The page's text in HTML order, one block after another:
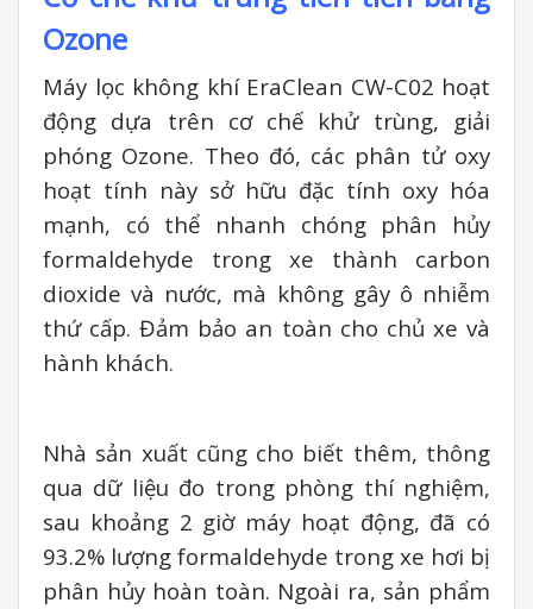
Ozone
Máy lọc không khí EraClean CW-C02 hoạt
động dựa trên cơ chế khử trùng, giải
phóng Ozone. Theo đó, các phân tử oxy
hoạt tính này sở hữu đặc tính oxy hóa
mạnh, có thể nhanh chóng phân hủy
formaldehyde trong xe thành carbon
dioxide và nước, mà không gây ô nhiễm
thứ cấp. Đảm bảo an toàn cho chủ xe và
hành khách.
Nhà sản xuất cũng cho biết thêm, thông
qua dữ liệu đo trong phòng thí nghiệm,
sau khoảng 2 giờ máy hoạt động, đã có
93.2% lượng formaldehyde trong xe hơi bị
phân hủy hoàn toàn. Ngoài ra, sản phẩm